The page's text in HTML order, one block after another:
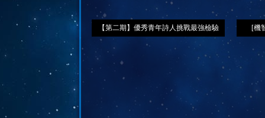
【第二期】優秀青年詩人挑戰最強檢驗 [機